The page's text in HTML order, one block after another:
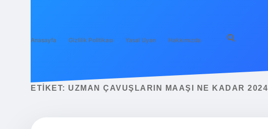
Anasayfa Gizlilik Politikası Yasal Uyarı Hakkımızda
ETIKET: UZMAN ÇAVUŞLARIN MAAŞI NE KADAR 2024